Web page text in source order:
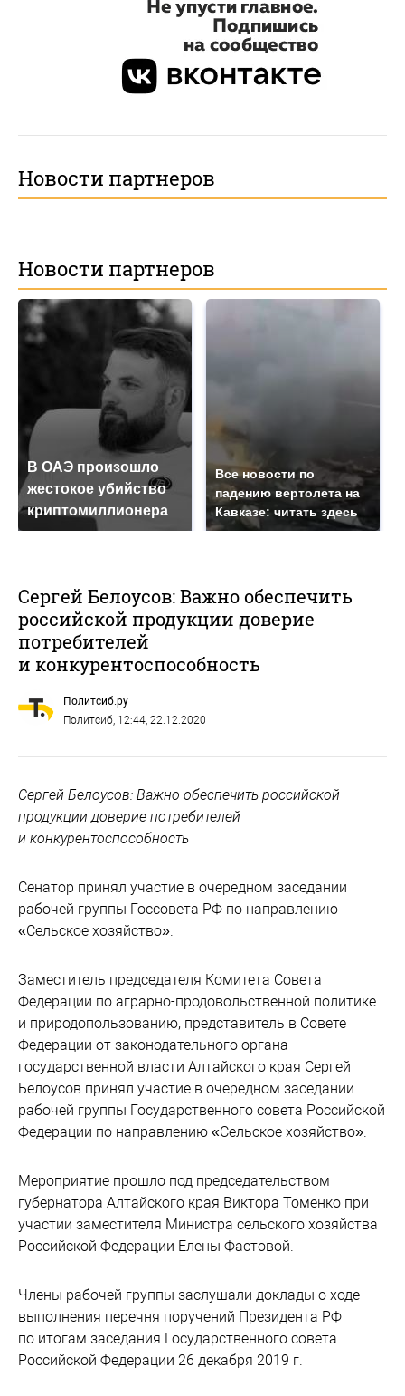
Новости партнеров
Новости партнеров
В ОАЭ произошло
жестокое убийство
криптомиллионера
Все новости по
падению вертолета на
Кавказе: читать здесь
Сергей Белоусов: Важно обеспечить
российской продукции доверие
потребителей
и конкурентоспособность
Политсиб.ру
Политсиб , 12:44, 22.12.2020
Сергей Белоусов: Важно обеспечить российской
продукции доверие потребителей
и конкурентоспособность
Сенатор принял участие в очередном заседании
рабочей группы Госсовета РФ по направлению
«Сельское хозяйство».
Заместитель председателя Комитета Совета
Федерации по аграрно-продовольственной политике
и природопользованию, представитель в Совете
Федерации от законодательного органа
государственной власти Алтайского края Сергей
Белоусов принял участие в очередном заседании
рабочей группы Государственного совета Российской
Федерации по направлению «Сельское хозяйство».
Мероприятие прошло под председательством
губернатора Алтайского края Виктора Томенко при
участии заместителя Министра сельского хозяйства
Российской Федерации Елены Фастовой.
Члены рабочей группы заслушали доклады о ходе
выполнения перечня поручений Президента РФ
по итогам заседания Государственного совета
Российской Федерации 26 декабря 2019 г.